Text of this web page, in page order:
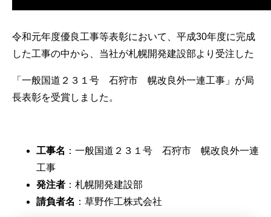
令和元年度優良工事等表彰において、平成30年度に完成
した工事の中から、当社が札幌開発建設部より受注した
「一般国道２３１号 石狩市 幌改良外一連工事」が局
長表彰を受賞しました。
工事名 ：一般国道２３１号 石狩市 幌改良外一連
工事
発注者 ：札幌開発建設部
請負者名 ：草野作工株式会社